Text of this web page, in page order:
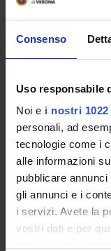
Consenso
Uso responsabile
Noi e i nostri
personali, ad
tecnologie come i
alle informazioni
pubblicare
gli annunci e i
i servizi. Avete la
vostri dati e per
Scienze della
Scienze Umane
Scienze Umane
SEDUTE E